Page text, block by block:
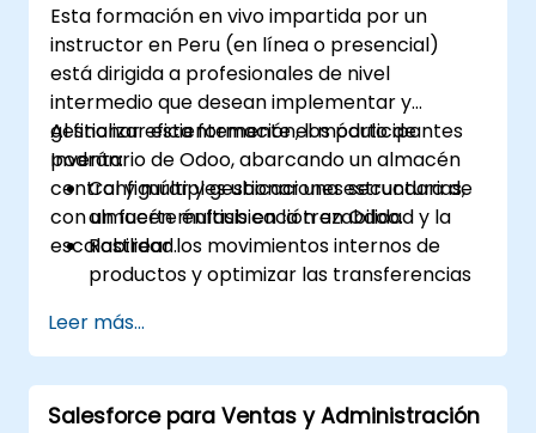
Esta formación en vivo impartida por un
instructor en Peru (en línea o presencial)
está dirigida a profesionales de nivel
intermedio que desean implementar y
gestionar eficientemente el módulo de
Inventario de Odoo, abarcando un almacén
central y múltiples ubicaciones secundarias,
con un fuerte énfasis en la trazabilidad y la
escalabilidad.
Al finalizar esta formación, los participantes
podrán:
Configurar y gestionar una estructura de
almacén multiubicación en Odoo.
Rastrear los movimientos internos de
productos y optimizar las transferencias
Registrar y dar seguimiento a las órdenes
de compra durante la recepción y
distribución.
Habilitar y gestionar la trazabilidad
Leer más...
Salesforce para Ventas y Administración